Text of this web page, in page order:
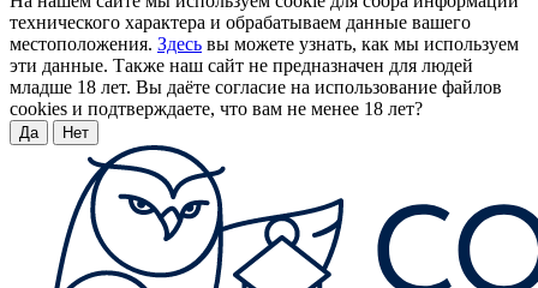
технического характера и обрабатываем данные вашего
местоположения. Здесь вы можете узнать, как мы используем
эти данные. Также наш сайт не предназначен для людей
младше 18 лет. Вы даёте согласие на использование файлов
cookies и подтверждаете, что вам не менее 18 лет?
Да Нет